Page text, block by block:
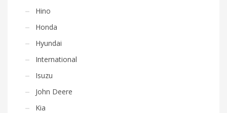
Hino
Honda
Hyundai
International
Isuzu
John Deere
Kia